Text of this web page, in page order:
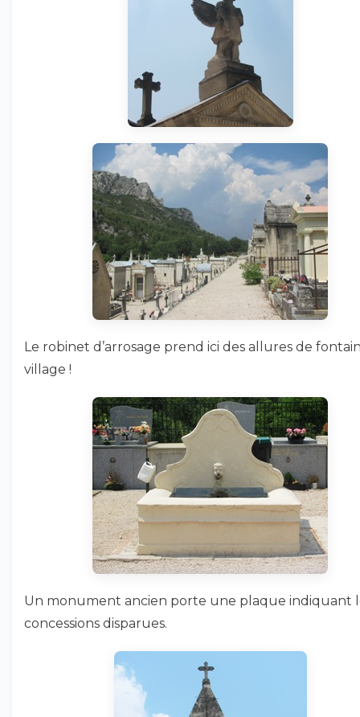
Le robinet d’arrosage prend ici des allures de
village !
Un monument ancien porte une plaque indiquant
concessions disparues.